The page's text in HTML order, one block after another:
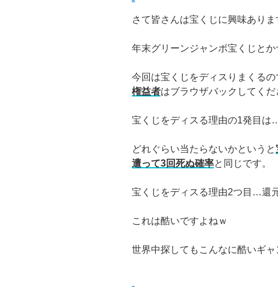
さて皆さんは宝くじに興味ありま
年末グリーンジャンボ宝くじとか
今回は宝くじをディスりまくるの
権益者はブラウザバックしてくだ
宝くじをディスる理由の1発目は
どれぐらい当たらないかというと
遭って3回死ぬ確率と同じです。
宝くじをディスる理由2つ目…還
これは酷いですよねｗ
世界中探してもこんなに酷いギャ